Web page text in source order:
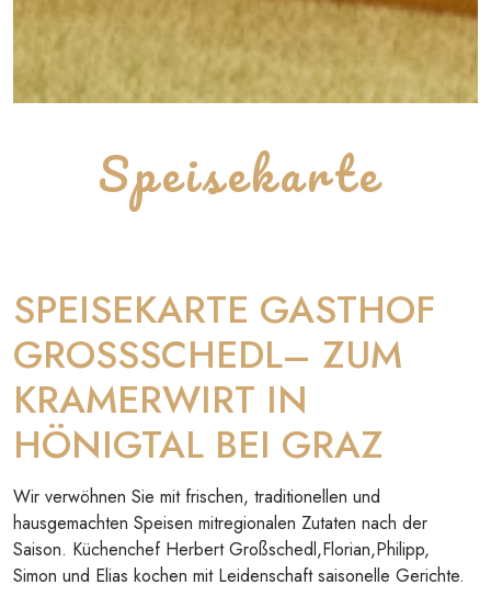
Speisekarte
SPEISEKARTE GASTHOF
GROSSSCHEDL– ZUM
KRAMERWIRT IN
HÖNIGTAL BEI GRAZ
Wir verwöhnen Sie mit frischen, traditionellen und
hausgemachten Speisen mitregionalen Zutaten nach der
Saison. Küchenchef Herbert Großschedl,Florian,Philipp,
Simon und Elias kochen mit Leidenschaft saisonelle Gerichte.